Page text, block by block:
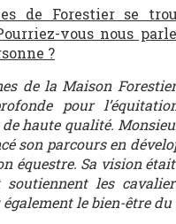
de Forestier se
vous nous
?
de la Maison
pour
de haute qualité.
son parcours en
équestre. Sa vision
soutiennent les
également le bien-être du